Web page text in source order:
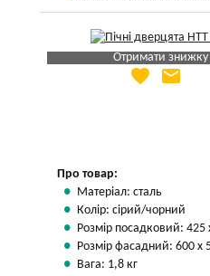
Отримати знижку
Яка Ваша ціна
favorite email
Про товар:
Матеріал: сталь
Колір: сірий/чорний
Розмір посадковий:
Розмір фасадний: 600 х
Вага: 1,8 кг